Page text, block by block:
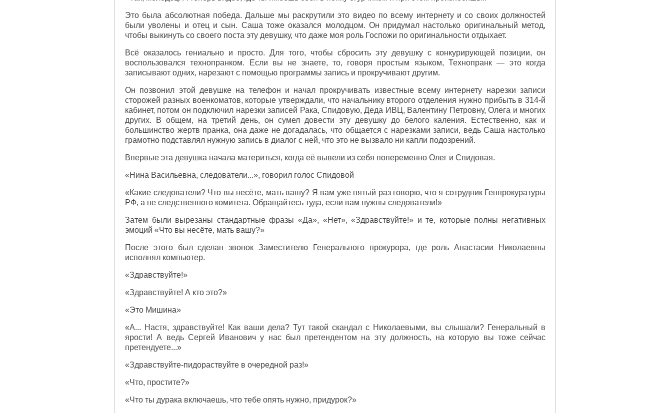
Это была абсолютная победа. Дальше мы раскрутили это видео по всему интернету и со своих должностей
были уволены и отец и сын. Саша тоже оказался молодцом. Он придумал настолько оригинальный метод,
чтобы выкинуть со своего поста эту девушку, что даже моя роль Госпожи по оригинальности отдыхает.
Всё оказалось гениально и просто. Для того, чтобы сбросить эту девушку с конкурирующей позиции, он
воспользовался технопранком. Если вы не знаете, то, говоря простым языком, Технопранк — это когда
записывают одних, нарезают с помощью программы запись и прокручивают другим.
Он позвонил этой девушке на телефон и начал прокручивать известные всему интернету нарезки записи
сторожей разных военкоматов, которые утверждали, что начальнику второго отделения нужно прибыть в 314-й
кабинет, потом он подключил нарезки записей Рака, Спидовую, Деда ИВЦ, Валентину Петровну, Олега и многих
других. В общем, на третий день, он сумел довести эту девушку до белого каления. Естественно, как и
большинство жертв пранка, она даже не догадалась, что общается с нарезками записи, ведь Саша настолько
грамотно подставлял нужную запись в диалог с ней, что это не вызвало ни капли подозрений.
Впервые эта девушка начала материться, когда её вывели из себя попеременно Олег и Спидовая.
«Нина Васильевна, следователи...», говорил голос Спидовой
«Какие следователи? Что вы несёте, мать вашу? Я вам уже пятый раз говорю, что я сотрудник Генпрокуратуры
РФ, а не следственного комитета. Обращайтесь туда, если вам нужны следователи!»
Затем были вырезаны стандартные фразы «Да», «Нет», «Здравствуйте!» и те, которые полны негативных
эмоций «Что вы несёте, мать вашу?»
После этого был сделан звонок Заместителю Генерального прокурора, где роль Анастасии Николаевны
исполнял компьютер.
«Здравствуйте!»
«Здравствуйте! А кто это?»
«Это Мишина»
«А... Настя, здравствуйте! Как ваши дела? Тут такой скандал с Николаевыми, вы слышали? Генеральный в
ярости! А ведь Сергей Иванович у нас был претендентом на эту должность, на которую вы тоже сейчас
претендуете...»
«Здравствуйте-пидораствуйте в очередной раз!»
«Что, простите?»
«Что ты дурака включаешь, что тебе опять нужно, придурок?»